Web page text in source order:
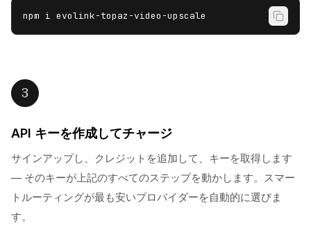
npm i evolink-topaz-video-upscale
3
API キーを作成してチャージ
サインアップし、クレジットを追加して、キーを取得します
— そのキーが上記のすべてのステップを動かします。スマー
トルーティングが最も安いプロバイダーを自動的に選びま
す。